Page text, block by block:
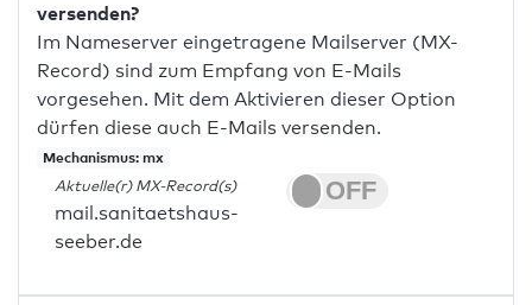
versenden?
Im Nameserver eingetragene Mailserver (MX-
Record) sind zum Empfang von E-Mails
vorgesehen. Mit dem Aktivieren dieser Option
dürfen diese auch E-Mails versenden.
Mechanismus: mx
Aktuelle(r) MX-Record(s)
mail.sanitaetshaus-
seeber.de